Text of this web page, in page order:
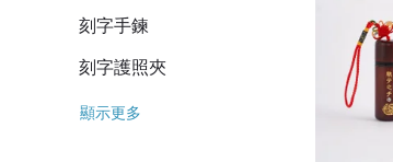
刻字手鍊
刻字護照夾
顯示更多